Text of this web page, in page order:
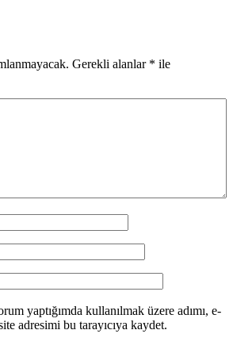
Gerekli alanlar * ile
yaptığımda kullanılmak üzere adımı, e-
adresimi bu tarayıcıya kaydet.